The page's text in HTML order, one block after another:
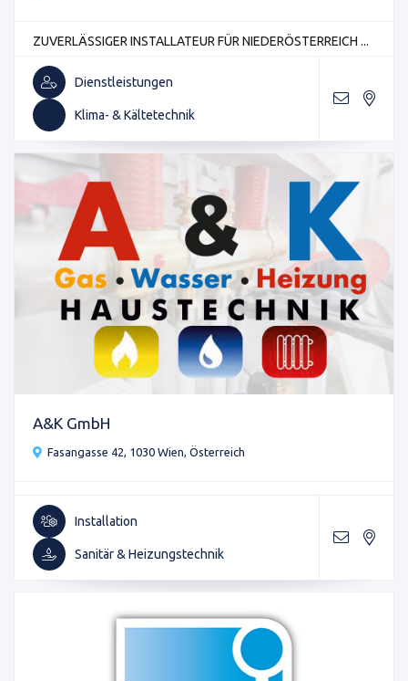
ZUVERLÄSSIGER INSTALLATEUR FÜR NIEDERÖSTERREICH ...
Dienstleistungen
Klima- & Kältetechnik
A&K GmbH
Fasangasse 42, 1030 Wien, Österreich
Installation
Sanitär & Heizungstechnik